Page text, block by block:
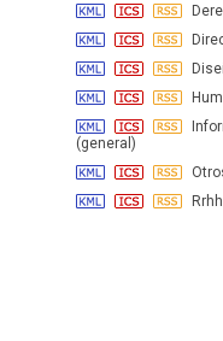
(general)